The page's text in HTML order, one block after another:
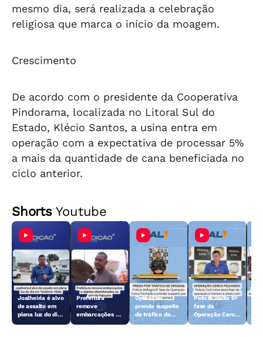
mesmo dia, será realizada a celebração
religiosa que marca o início da moagem.
Crescimento
De acordo com o presidente da Cooperativa
Pindorama, localizada no Litoral Sul do
Estado, Klécio Santos, a usina entra em
operação com a expectativa de processar 5%
a mais da quantidade de cana beneficiada no
ciclo anterior.
ShortsYoutube
Joalheiria é alvo
de assalto em
plena luz do dia
Prefeitura
remove
embarcações e
Operação
prende suspeito
de tráfico de
Polícia inicia 6ª
fase da
Operação Cerco